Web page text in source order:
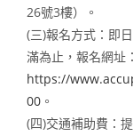
26號3樓）。
(三)報名方式：即
滿為止，報名網址：
https://
00 。
(四)交通補助費：